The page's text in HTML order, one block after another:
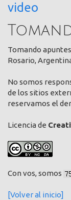
video
Tomando
Rosario,
No somos
de los sitios
reservamos el
Licencia de
Con vos, somos
[Volver al inicio]